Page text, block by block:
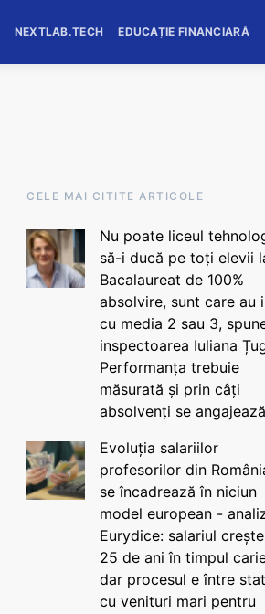
NEXTLAB.TECH EDUCAȚIE FINANCIARĂ
CELE MAI CITITE ARTICOLE
Nu poate liceul
să-i ducă pe toți elevii
Bacalaureat de 100%
absolvire, sunt care au
cu media 2 sau 3,
inspectoarea Iuliana
Performanța trebuie
măsurată și prin câți
absolvenți se angajează
Evoluția salariilor
profesorilor din
se încadrează în niciun
model european -
Eurydice: salariul
25 de ani în timpul
dar procesul e între
cu venituri mari pentru